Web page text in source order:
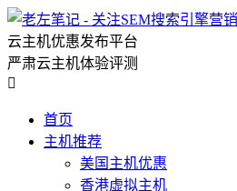
云主机优惠发布平台
严肃云主机体验评测

首页
主机推荐
美国主机优惠
香港虚拟主机